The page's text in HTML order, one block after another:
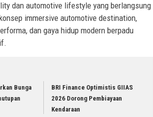
dan automotive lifestyle yang berlangsung
immersive automotive destination,
dan gaya hidup modern berpadu
Bunga
BRI Finance Optimistis GIIAS
2026 Dorong Pembiayaan
Kendaraan